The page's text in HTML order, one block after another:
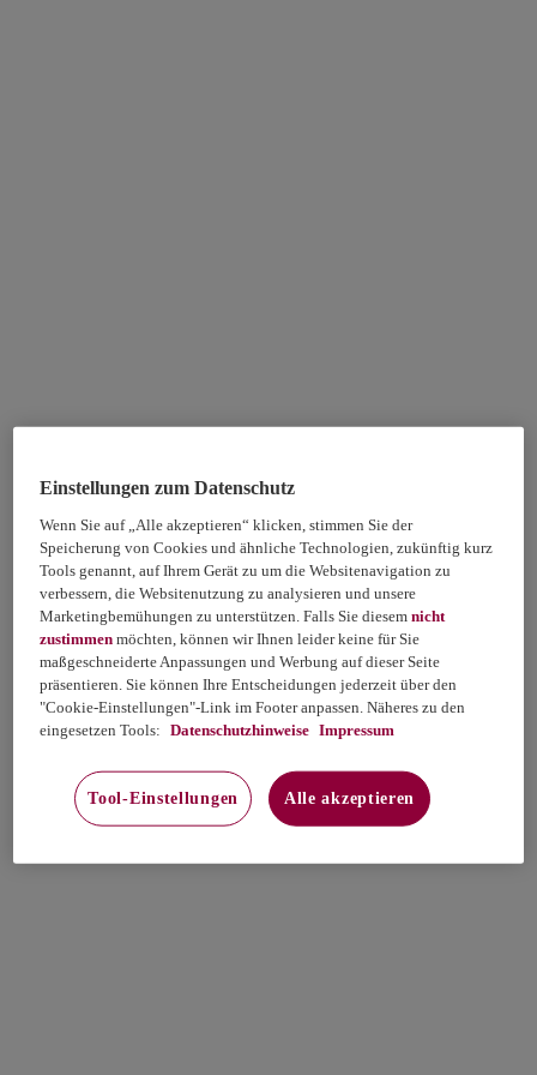
Einstellungen zum Datenschutz
Wenn Sie auf „Alle akzeptieren“ klicken, stimmen Sie der
Speicherung von Cookies und ähnliche Technologien, zukünftig kurz
Tools genannt, auf Ihrem Gerät zu um die Websitenavigation zu
verbessern, die Websitenutzung zu analysieren und unsere
Marketingbemühungen zu unterstützen. Falls Sie diesemnicht
zustimmen möchten, können wir Ihnen leider keine für Sie
maßgeschneiderte Anpassungen und Werbung auf dieser Seite
präsentieren. Sie können Ihre Entscheidungen jederzeit über den
"Cookie-Einstellungen"-Link im Footer anpassen. Näheres zu den
eingesetzen Tools: Datenschutzhinweise Impressum
Tool-Einstellungen Alle akzeptieren